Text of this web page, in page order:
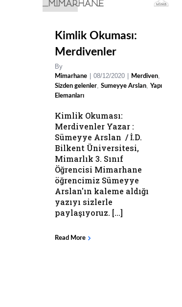
Kimlik Okuması:
Merdivenler
By
Mimarhane 08/12/2020 Merdiven
Sizden gelenler Sumeyye Arslan
Yapı
Elemanları
Kimlik Okuması:
Merdivenler Yazar :
Sümeyye Arslan / İ.D.
Bilkent Üniversitesi,
Mimarlık 3. Sınıf
Öğrencisi Mimarhane
öğrencimiz Sümeyye
Arslan'ın kaleme aldığı
yazıyı sizlerle
paylaşıyoruz. [...]
Read More